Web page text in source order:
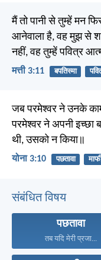
मैं तो पानी से तुम्हें मन
आनेवाला है, वह मुझ से
नहीं, वह तुम्हें पवित्र
मत्ती 3:11 बपतिस्मा
जब परमेश्वर ने उनके
परमेश्वर ने अपनी इच्छा
थी, उसको न किया॥
योना 3:10 पछतावा
संबंधित विषय
पछतावा
तब यदि मेरी प्रजा...